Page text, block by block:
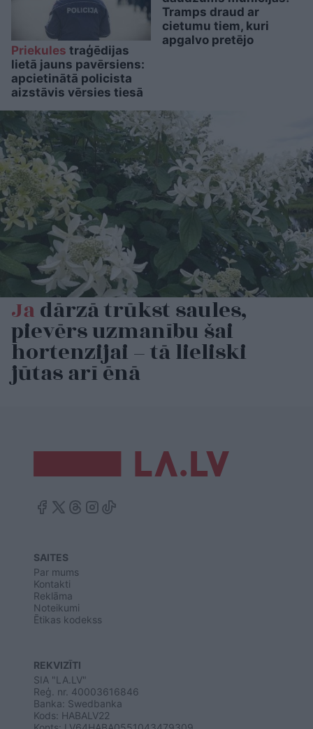
Priekules traģēdijas
lietā jauns pavērsiens:
apcietinātā policista
aizstāvis vērsies tiesā
Tramps draud ar
cietumu tiem, kuri
apgalvo pretējo
Jadārzā trūkst saules,
pievērs uzmanību šai
hortenzijai – tā lieliski
jūtas arī ēnā
SAITES
Par mums
Kontakti
Reklāma
Noteikumi
Ētikas kodekss
REKVIZĪTI
SIA "LA.LV"
Reģ. nr. 40003616846
Banka: Swedbanka
Kods: HABALV22